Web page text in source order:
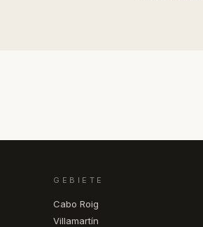
GEBIETE
Cabo Roig
Villamartín